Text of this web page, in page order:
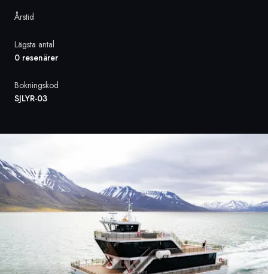
Sverige
Årstid
Lägsta antal
0 resenärer
Bokningskod
SJLYR-03